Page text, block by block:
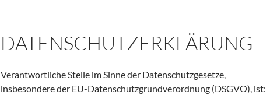
DATENSCHUTZERKLÄRUNG
Verantwortliche Stelle im Sinne der Datenschutzgesetze,
insbesondere der EU-Datenschutzgrundverordnung (DSGVO), ist: